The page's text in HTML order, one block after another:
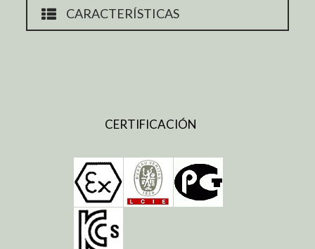
CARACTERÍSTICAS
CERTIFICACIÓN